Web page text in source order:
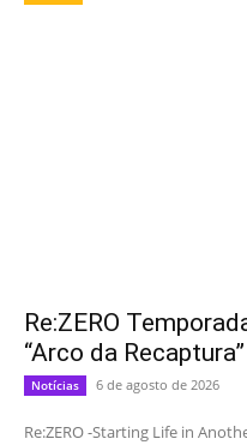
Re:ZERO
“Arco da
Notícias 6 de agosto de 2026
Re:ZERO -Starting Life in